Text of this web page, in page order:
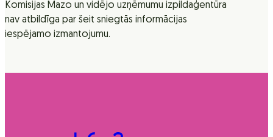
Komisijas Mazo un vidējo uzņēmumu izpildaģentūra
nav atbildīga par šeit sniegtās informācijas
iespējamo izmantojumu.